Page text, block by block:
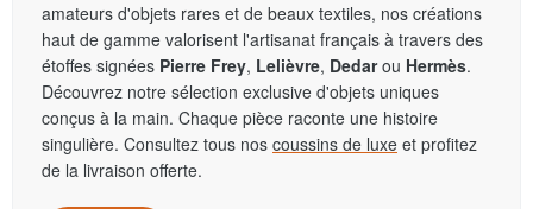
amateurs d'objets rares et de beaux textiles, nos créations
haut de gamme valorisent l'artisanat français à travers des
étoffes signées Pierre Frey, Lelièvre, Dedarou Hermès.
Découvrez notre sélection exclusive d'objets uniques
conçus à la main. Chaque pièce raconte une histoire
singulière. Consultez tous nos coussins de luxe et profitez
de la livraison offerte.